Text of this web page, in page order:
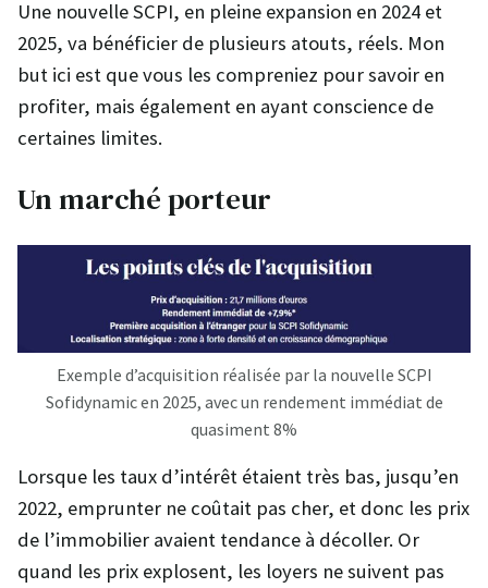
Une nouvelle SCPI, en pleine expansion en 2024 et
2025, va bénéficier de plusieurs atouts, réels. Mon
but ici est que vous les compreniez pour savoir en
profiter, mais également en ayant conscience de
certaines limites.
Un marché porteur
Exemple d’acquisition réalisée par la nouvelle SCPI
Sofidynamic en 2025, avec un rendement immédiat de
quasiment 8%
Lorsque les taux d’intérêt étaient très bas, jusqu’en
2022, emprunter ne coûtait pas cher, et donc les prix
de l’immobilier avaient tendance à décoller. Or
quand les prix explosent, les loyers ne suivent pas